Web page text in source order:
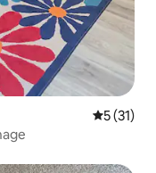
5 (31)